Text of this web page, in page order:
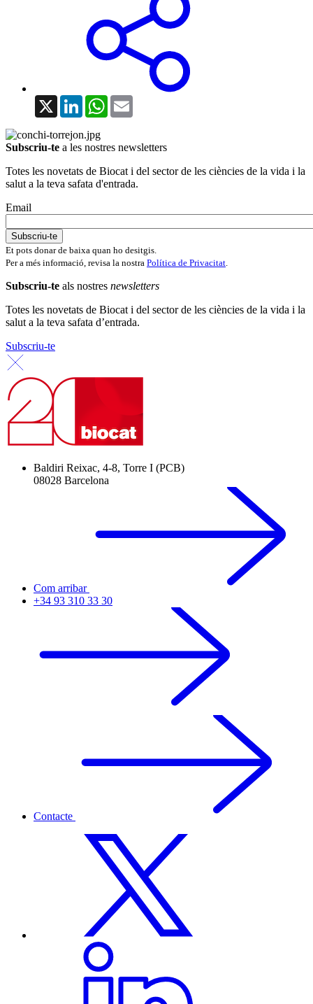
X LinkedInWhatsApp
Subscriu-te a les nostres newsletters
Totes les novetats de Biocat i del sector de les ciències de la vida i la
salut a la teva safata d'entrada.
Email
Et pots donar de baixa quan ho desitgis.
Per a més informació, revisa la nostra Política de Privacitat.
Subscriu-te als nostres newsletters
Totes les novetats de Biocat i del sector de les ciències de la vida i la
salut a la teva safata d’entrada.
Subscriu-te
Baldiri Reixac, 4-8, Torre I (PCB)
08028 Barcelona
Com arribar
+34 93 310 33 30
Contacte